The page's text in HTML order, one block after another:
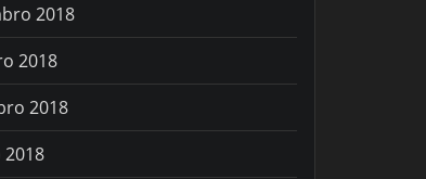
2018
2018
2018